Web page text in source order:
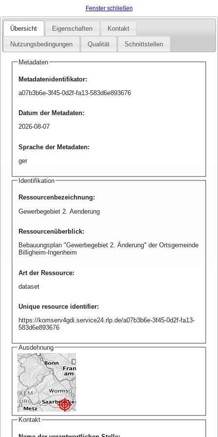
Fenster schließen
Übersicht Eigenschaften Kontakt
Nutzungsbedingungen Qualität Schnittstellen
Metadaten
Metadatenidentifikator:
a07b3b6e-3f45-0d2f-fa13-583d6e893676
Datum der Metadaten:
2026-08-07
Sprache der Metadaten:
ger
Identifikation
Ressourcenbezeichnung:
Gewerbegebiet 2. Aenderung
Ressourcenüberblick:
Bebauungsplan "Gewerbegebiet 2. Änderung" der Ortsgemeinde
Billigheim-Ingenheim
Art der Ressource:
dataset
Unique resource identifier:
https://komserv4gdi.service24.rlp.de/a07b3b6e-3f45-0d2f-fa13-
583d6e893676
Ausdehnung
Kontakt